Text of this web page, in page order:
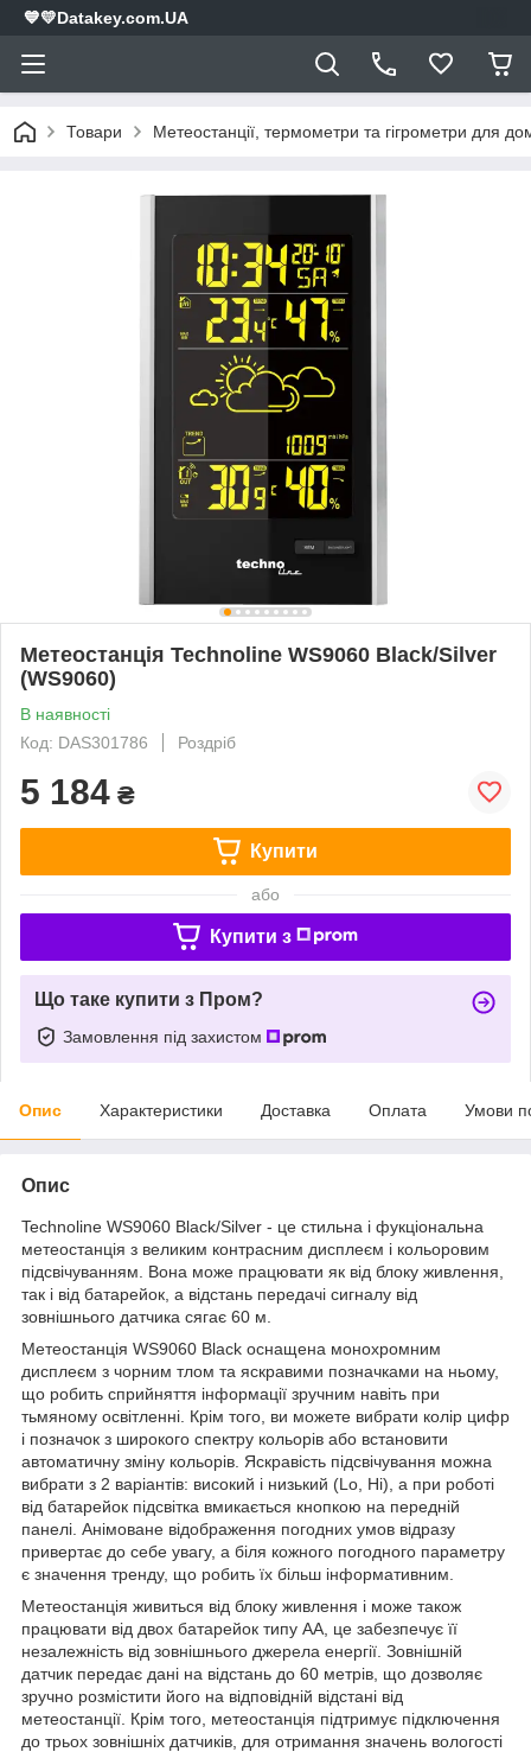
💙💛Datakey.com.UA
Товари Метеостанції, термометри та гігрометри для
Метеостанція Technoline WS9060 Black/Silver
(WS9060)
В наявності
Код: DAS301786
Роздріб
5 184 ₴
Купити
або
Купити з
Що таке купити з Пром?
Замовлення під захистом
Опис Характеристики Доставка Оплата Умови
Опис
Technoline WS9060 Black/Silver - це стильна і фукціональна
метеостанція з великим контрасним дисплеєм і кольоровим
підсвічуванням. Вона може працювати як від блоку живлення,
так і від батарейок, а відстань передачі сигналу від
зовнішнього датчика сягає 60 м.
Метеостанція WS9060 Black оснащена монохромним
дисплеєм з чорним тлом та яскравими позначками на ньому,
що робить сприйняття інформації зручним навіть при
тьмяному освітленні. Крім того, ви можете вибрати колір цифр
і позначок з широкого спектру кольорів або встановити
автоматичну зміну кольорів. Яскравість підсвічування можна
вибрати з 2 варіантів: високий і низький (Lo, Hi), а при роботі
від батарейок підсвітка вмикається кнопкою на передній
панелі. Анімоване відображення погодних умов відразу
привертає до себе увагу, а біля кожного погодного параметру
є значення тренду, що робить їх більш інформативним.
Метеостанція живиться від блоку живлення і може також
працювати від двох батарейок типу АА, це забезпечує її
незалежність від зовнішнього джерела енергії. Зовнішній
датчик передає дані на відстань до 60 метрів, що дозволяє
зручно розмістити його на відповідній відстані від
метеостанції. Крім того, метеостанція підтримує підключення
до трьох зовнішніх датчиків, для отримання значень вологості